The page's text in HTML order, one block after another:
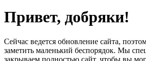
Привет, добряки!
Сейчас ведется обновление сайта,
заметить маленький беспорядок. Мы
закрываем полностью сайт, чтобы вы